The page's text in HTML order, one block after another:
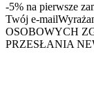
-5% na pierwsze
Twój e-mail
OSOBOWYCH
PRZESŁANIA